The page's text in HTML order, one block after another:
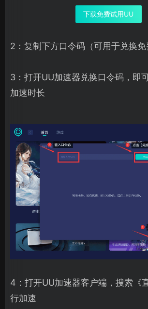
下载免费试用UU
2：复制下方口令码（可用于兑换免
3：打开UU加速器兑换口令码，即
加速时长
4：打开UU加速器客户端，搜索《
行加速